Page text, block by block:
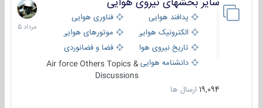
پدافند هوایی
فناوری هوایی
الکترونیک هوایی
موتورهای هوایی
تاریخ نیروی هوایی
فضا و فضانوردی
دانشنامه هواییAir force Others Topics &
Discussions
19,094 ارسال ها
2
مرداد
1405